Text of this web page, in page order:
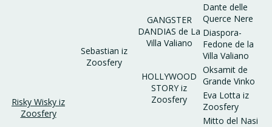
Risky Wisky iz
Zoosfery
Sebastian iz
Zoosfery
GANGSTER
DANDIAS de La
Villa Valiano
Dante delle
Querce Nere
Diaspora-
Fedone de la
Villa Valiano
HOLLYWOOD
STORY iz
Zoosfery
Oksamit de
Grande Vinko
Eva Lotta iz
Zoosfery
Mitto del Nasi